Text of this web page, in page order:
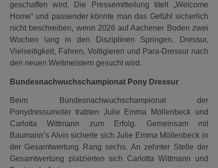
geschaffen wird. Die Pressemitteilung titelt „Welcome
Home“ und passender könnte man das Gefühl sicherlich
nicht beschreiben, wenn 2026 auf Aachener Boden zwei
Wochen lang in den Disziplinen Springen, Dressur,
Vielseitigkeit, Fahren, Voltigieren und Para-Dressur nach
den neuen Weltmeistern gesucht wird.
Bundesnachwuchschampionat Pony Dressur
Beim Bundesnachwuchschampionat der
Ponydressurreiter trabten Julie Emma Möllenbeck und
Carlotta Wittmann zum Erfolg. Gemeinsam mit
Baumann’s Alvin sicherte sich Julie Emma Möllenbeck in
der Gesamtwertung Rang sechs. An zehnter Stelle der
Gesamtwertung platzierten sich Carlotta Wittmann und